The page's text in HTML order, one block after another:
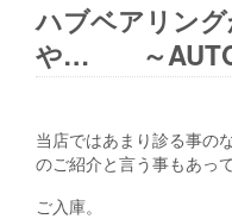
ハブベアリン
や… ～
当店ではあまり診る事の
のご紹介と言う事もあって
ご入庫。